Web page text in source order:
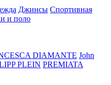
Джинсы Спортивная
и поло
DIAMANTE John
PLEIN PREMIATA